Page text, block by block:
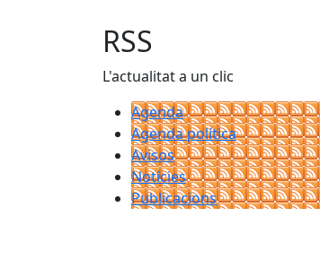
RSS
L'actualitat a un clic
Agenda
Agenda política
Avisos
Notícies
Publicacions